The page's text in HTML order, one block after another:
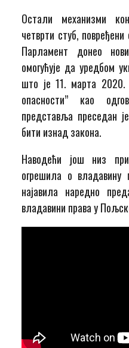
Остали механизми
четврти стуб,
Парламент донео
омогућује да уредбом
што је 11. марта
опасности” као
представља преседан
бити изнад закона.
Наводећи још низ
огрешила о владавину
најавила наредно
владавини права у